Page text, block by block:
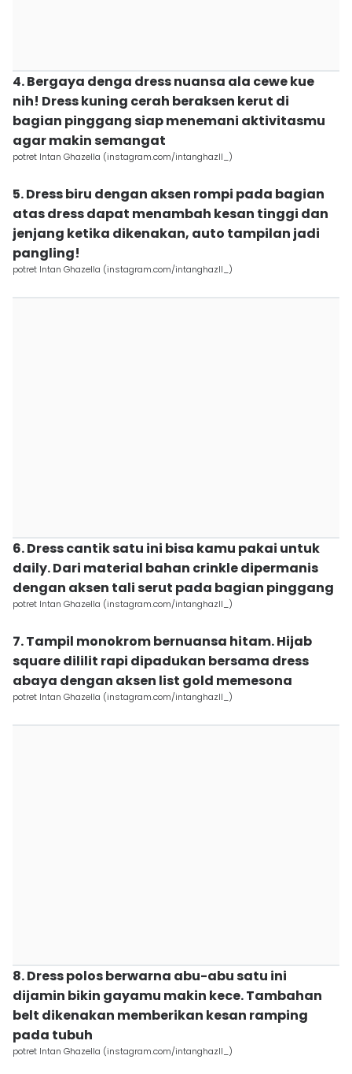
4. Bergaya denga dress nuansa ala cewe kue
nih! Dress kuning cerah beraksen kerut di
bagian pinggang siap menemani aktivitasmu
agar makin semangat
potret Intan Ghazella (instagram.com/intanghazll_)
5. Dress biru dengan aksen rompi pada bagian
atas dress dapat menambah kesan tinggi dan
jenjang ketika dikenakan, auto tampilan jadi
pangling!
potret Intan Ghazella (instagram.com/intanghazll_)
6. Dress cantik satu ini bisa kamu pakai untuk
daily. Dari material bahan crinkle dipermanis
dengan aksen tali serut pada bagian pinggang
potret Intan Ghazella (instagram.com/intanghazll_)
7. Tampil monokrom bernuansa hitam. Hijab
square dililit rapi dipadukan bersama dress
abaya dengan aksen list gold memesona
potret Intan Ghazella (instagram.com/intanghazll_)
8. Dress polos berwarna abu-abu satu ini
dijamin bikin gayamu makin kece. Tambahan
belt dikenakan memberikan kesan ramping
pada tubuh
potret Intan Ghazella (instagram.com/intanghazll_)